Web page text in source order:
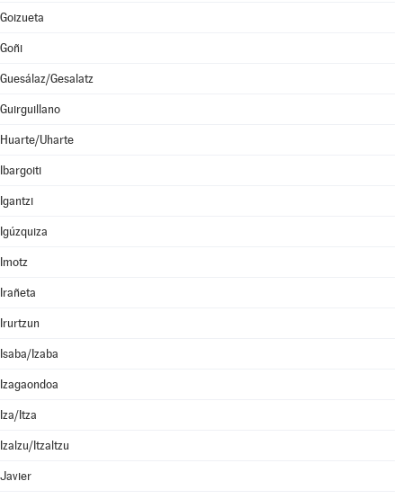
Goizueta
Goñi
Guesálaz/Gesalatz
Guirguillano
Huarte/Uharte
Ibargoiti
Igantzi
Igúzquiza
Imotz
Irañeta
Irurtzun
Isaba/Izaba
Izagaondoa
Iza/Itza
Izalzu/Itzaltzu
Javier